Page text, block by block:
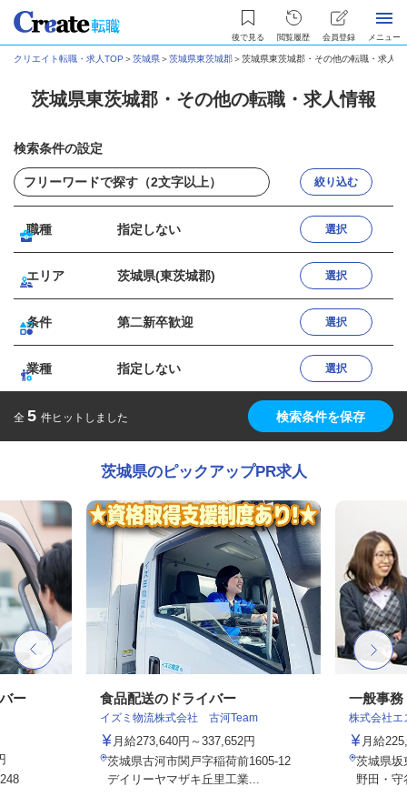
後で見る 閲覧履歴 会員登録 メニュー
クリエイト転職・求人TOP ＞茨城県＞茨城県東茨城郡＞茨城県東茨城郡・その他の転職・求人情
茨城県東茨城郡・その他の転職・求人情報
検索条件の設定
絞り込む
職種 指定しない 選択
エリア 茨城県(東茨城郡) 選択
条件 第二新卒歓迎 選択
業種 指定しない 選択
全 5 件ヒットしました 検索条件を保存
茨城県のピックアップPR求人
ー 食品配送のドライバー
イズミ物流株式会社 古河Team
月給273,640円～337,652円
茨城県古河市関戸字稲荷前1605-12
デイリーヤマザキ丘里工業...
一般事務
株式会社エ
月給
茨城県坂
野田・